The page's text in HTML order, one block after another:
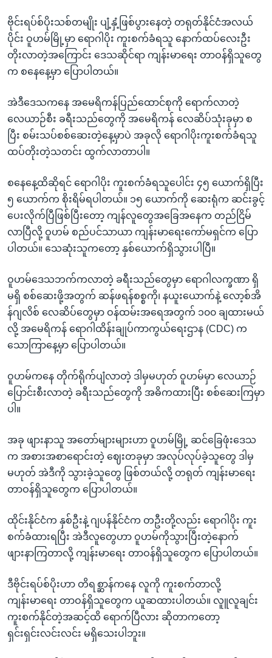
သို့
ကျော်
ရန်
ဗိုင်းရပ်စ်ပိုးသစ်တမျိုး ပျံ့နှံ့ဖြစ်ပွားနေတဲ့ တရုတ်နိုင်ငံအလယ်
ပိုင်း ဝူဟမ်မြို့မှာ ရောဂါပိုး ကူးစက်ခံရသူ နောက်ထပ်လေးဦး
တိုးလာတဲ့အကြောင်း ဒေသဆိုင်ရာ ကျန်းမာရေး တာဝန်ရှိသူတွေ
က စနေနေ့မှာ ပြောပါတယ်။
အဲဒီဒေသကနေ အမေရိကန်ပြည်ထောင်စုကို ရောက်လာတဲ့
လေယာဉ်စီး ခရီးသည်တွေကို အမေရိကန် လေဆိပ်သုံးခုမှာ စ
ပြီး စမ်းသပ်စစ်ဆေးတဲ့နေ့မှာပဲ အခုလို ရောဂါပိုးကူးစက်ခံရသူ
ထပ်တိုးတဲ့သတင်း ထွက်လာတာပါ။
စနေနေ့ထိဆိုရင် ရောဂါပိုး ကူးစက်ခံရသူပေါင်း ၄၅ ယောက်ရှိပြီး
၅ ယောက်က စိုးရိမ်ရပါတယ်။ ၁၅ ယောက်ကို ဆေးရုံက ဆင်းခွင့်
ပေးလိုက်ပြီဖြစ်ပြီးတော့ ကျန်လူတွေအခြေအနေက တည်ငြိမ်
လာပြီလို့ ဝူဟမ် စည်ပင်သာယာ ကျန်းမာရေးကော်မရှင်က ပြော
ပါတယ်။ သေဆုံးသူကတော့ နှစ်ယောက်ရှိသွားပါပြီ။
ဝူဟမ်ဒေသဘက်ကလာတဲ့ ခရီးသည်တွေမှာ ရောဂါလက္ခဏာ ရှိ
မရှိ စစ်ဆေးဖို့အတွက် ဆန်ဖရန်စစ္စကို၊ နယူးယောက်နဲ့ လော့စ်အိ
န်ဂျလိစ် လေဆိပ်တွေမှာ ဝန်ထမ်းအရေအတွက် ၁၀၀ ချထားမယ်
လို့ အမေရိကန် ရောဂါထိန်းချုပ်ကာကွယ်ရေးဌာန (CDC) က
သောကြာနေ့မှာ ပြောပါတယ်။
ဝူဟမ်ကနေ တိုက်ရိုက်ပျံလာတဲ့ ဒါမှမဟုတ် ဝူဟမ်မှာ လေယာဉ်
ပြောင်းစီးလာတဲ့ ခရီးသည်တွေကို အဓိကထားပြီး စစ်ဆေးကြမှာ
ပါ။
အခု ဖျားနာသူ အတော်များများဟာ ဝူဟမ်မြို့ ဆင်ခြေဖုံးဒေသ
က အစားအစာရောင်းတဲ့ ဈေးတခုမှာ အလုပ်လုပ်ခဲ့သူတွေ ဒါမှ
မဟုတ် အဲဒီကို သွားခဲ့သူတွေ ဖြစ်တယ်လို့ တရုတ် ကျန်းမာရေး
တာဝန်ရှိသူတွေက ပြောပါတယ်။
ထိုင်းနိုင်ငံက နှစ်ဦးနဲ့ ဂျပန်နိုင်ငံက တဦးတို့လည်း ရောဂါပိုး ကူး
စက်ခံထားရပြီး အဲဒီလူတွေဟာ ဝူဟမ်ကိုသွားပြီးတဲ့နောက်
ဖျားနာကြတာလို့ ကျန်းမာရေး တာဝန်ရှိသူတွေက ပြောပါတယ်။
ဒီဗိုင်းရပ်စ်ပိုးဟာ တိရစ္ဆာန်ကနေ လူကို ကူးစက်တာလို့
ကျန်းမာရေး တာဝန်ရှိသူတွေက ယူဆထားပါတယ်။ လူူလူချင်း
ကူးစက်နိုင်တဲ့အဆင့်ထိ ရောက်ပြီလား ဆိုတာကတော့
ရှင်းရှင်းလင်းလင်း မရှိသေးပါဘူး။